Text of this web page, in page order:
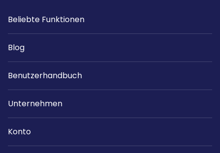
Beliebte Funktionen
Blog
Benutzerhandbuch
Unternehmen
Konto